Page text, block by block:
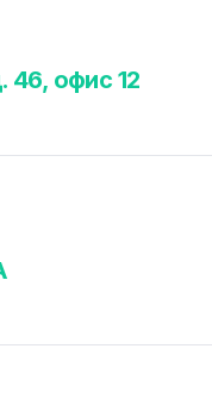
46, офис 12